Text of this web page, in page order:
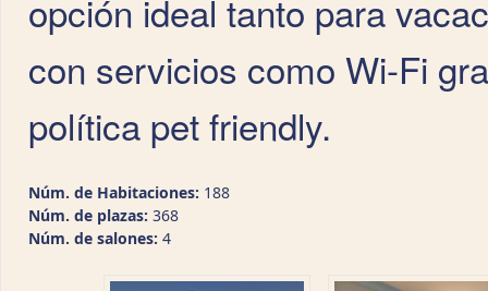
opción ideal tanto para
con servicios como Wi-Fi
política pet friendly.
Núm. de Habitaciones: 188
Núm. de plazas: 368
Núm. de salones: 4